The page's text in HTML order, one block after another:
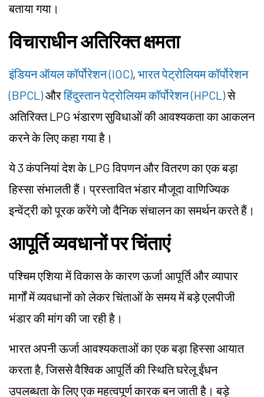
बताया गया।
विचाराधीन अतिरिक्त क्षमता
इंडियन ऑयल कॉर्पोरेशन (IOC), भारत पेट्रोलियम कॉर्पोरेशन
(BPCL)औरहिंदुस्तान पेट्रोलियम कॉर्पोरेशन (HPCL)से
अतिरिक्त LPG भंडारण सुविधाओं की आवश्यकता का आकलन
करने के लिए कहा गया है।
ये 3 कंपनियां देश के LPG विपणन और वितरण का एक बड़ा
हिस्सा संभालती हैं। प्रस्तावित भंडार मौजूदा वाणिज्यिक
इन्वेंट्री को पूरक करेंगे जो दैनिक संचालन का समर्थन करते हैं।
आपूर्ति व्यवधानों पर चिंताएं
पश्चिम एशिया में विकास के कारण ऊर्जा आपूर्ति और व्यापार
मार्गों में व्यवधानों को लेकर चिंताओं के समय में बड़े एलपीजी
भंडार की मांग की जा रही है।
भारत अपनी ऊर्जा आवश्यकताओं का एक बड़ा हिस्सा आयात
करता है, जिससे वैश्विक आपूर्ति की स्थिति घरेलू ईंधन
उपलब्धता के लिए एक महत्वपूर्ण कारक बन जाती है। बड़े